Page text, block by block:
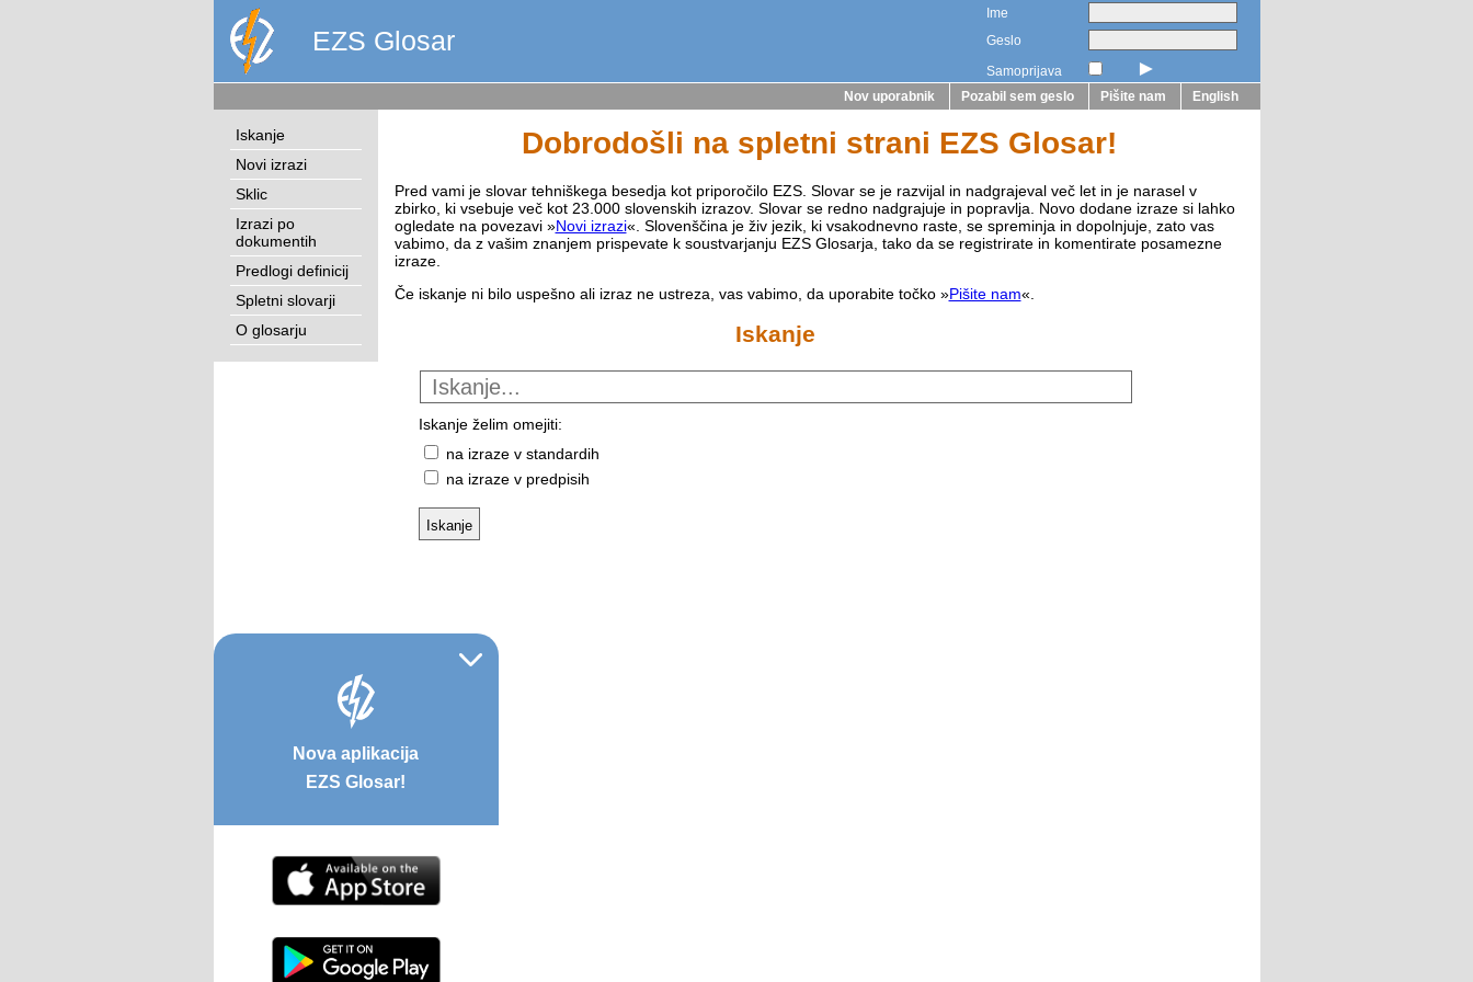
Ime
Geslo
Samoprijava
►
EZS Glosar
Nov uporabnik Pozabil sem geslo Pišite nam English
Iskanje
Novi izrazi
Sklic
Izrazi po
dokumentih
Predlogi definicij
Spletni slovarji
O glosarju
Dobrodošli na spletni strani EZS Glosar!
Pred vami je slovar tehniškega besedja kot priporočilo EZS. Slovar se je razvijal in nadgrajeval več let in je narasel v
zbirko, ki vsebuje več kot 23.000 slovenskih izrazov. Slovar se redno nadgrajuje in popravlja. Novo dodane izraze si lahko
ogledate na povezavi »Novi izrazi«. Slovenščina je živ jezik, ki vsakodnevno raste, se spreminja in dopolnjuje, zato vas
vabimo, da z vašim znanjem prispevate k soustvarjanju EZS Glosarja, tako da se registrirate in komentirate posamezne
izraze.
Če iskanje ni bilo uspešno ali izraz ne ustreza, vas vabimo, da uporabite točko »Pišite nam«.
Iskanje
Iskanje želim omejiti:
na izraze v standardih
na izraze v predpisih
Nova aplikacija
EZS Glosar!